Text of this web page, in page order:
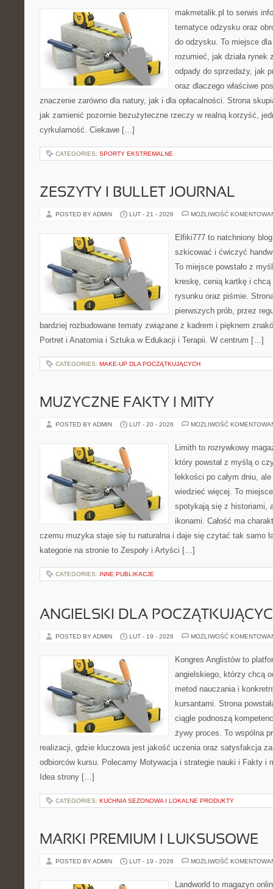
makmetalik.pl to serwis
tematyce odzysku oraz
do odzysku. To miejsce
rozumieć, jak działa rynek
odpady do sprzedaży, jak
oraz dlaczego właściwe
znaczenie zarówno dla natury, jak i dla opłacalności. Strona
jak zamienić pozornie bezużyteczne rzeczy w realną korzyść,
cyrkularność. Ciekawe […]
CATEGORIES: SPORTY EKSTREMALNE
ZESZYTY I BULLET JOURNAL
POSTED BY ADMIN LUT - 21 - 2026 MOŻLIWOŚĆ
Elfiki777 to natchniony
szkicować i ćwiczyć
To miejsce powstało z
kreskę, cenią kartkę i chcą
rysunku oraz piśmie.
pierwszych prób, przez
bardziej rozbudowane tematy związane z kadrem i pięknem
Portret i Anatomia i Sztuka w Edukacji i Terapii. W centrum […]
CATEGORIES: MAKE-UP DLA POCZĄTKUJĄCYCH
MUZYCZNE FAKTY I MITY
POSTED BY ADMIN LUT - 20 - 2026 MOŻLIWOŚĆ
Limith to rozrywkowy
który powstał z myślą o
lekkości po całym dniu,
wiedzieć więcej. To
spotykają się z historiami,
ikonami. Całość ma
czemu muzyka staje się tu naturalna i daje się czytać tak samo
kategorie na stronie to Zespoły i Artyści […]
CATEGORIES: INNE PUBLIKACJE
ANGIELSKI DLA
POSTED BY ADMIN LUT - 19 - 2026 MOŻLIWOŚĆ
Kongres Anglistów to
angielskiego, którzy chcą
metod nauczania i
kursantami. Strona
ciągle podnoszą
żywy proces. To wspólna
realizacji, gdzie kluczowa jest jakość uczenia oraz satysfakcja
odbiorców kursu. Polecamy Motywacja i strategie nauki i Fakty i
Idea strony […]
CATEGORIES: KUCHNIA SEZONOWA I LOKALNE PRODUKTY
MARKI PREMIUM I LUKSUSOWE
POSTED BY ADMIN LUT - 19 - 2026 MOŻLIWOŚĆ
Landworld to magazyn